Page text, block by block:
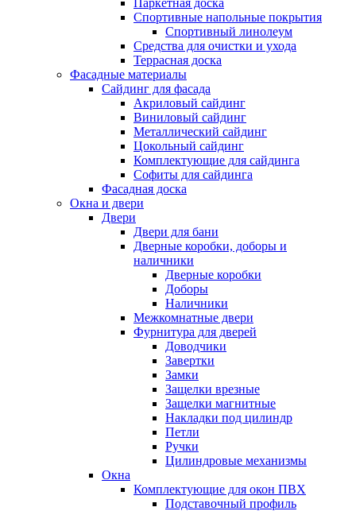
Паркетная доска
Спортивные напольные покрытия
Спортивный линолеум
Средства для очистки и ухода
Террасная доска
Фасадные материалы
Сайдинг для фасада
Акриловый сайдинг
Виниловый сайдинг
Металлический сайдинг
Цокольный сайдинг
Комплектующие для сайдинга
Софиты для сайдинга
Фасадная доска
Окна и двери
Двери
Двери для бани
Дверные коробки, доборы и
наличники
Дверные коробки
Доборы
Наличники
Межкомнатные двери
Фурнитура для дверей
Доводчики
Завертки
Замки
Защелки врезные
Защелки магнитные
Накладки под цилиндр
Петли
Ручки
Цилиндровые механизмы
Окна
Комплектующие для окон ПВХ
Подставочный профиль